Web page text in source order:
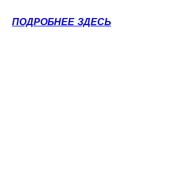
ПОДРОБНЕЕ ЗДЕСЬ